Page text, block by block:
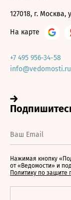
127018, г. Москва,
На карте
+7 495 956-34-58
info@vedomosti.ru
Нажимая кнопку
от «Ведомости» и
Политику по